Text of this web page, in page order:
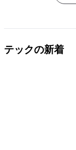
テックの新着